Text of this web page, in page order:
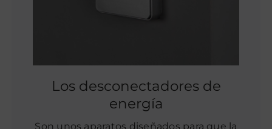
Los desconectadores de
energía
Son unos aparatos diseñados para que la